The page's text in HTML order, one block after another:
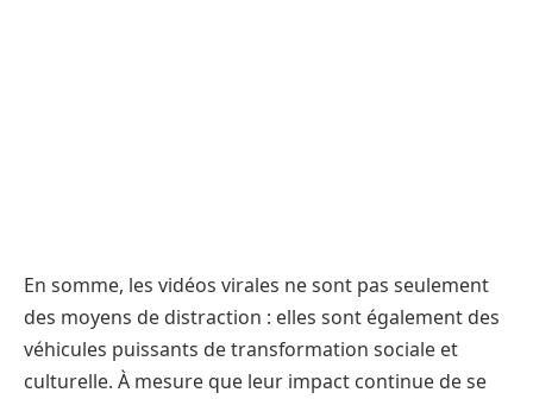
En somme, les vidéos virales ne sont pas seulement
des moyens de distraction : elles sont également des
véhicules puissants de transformation sociale et
culturelle. À mesure que leur impact continue de se